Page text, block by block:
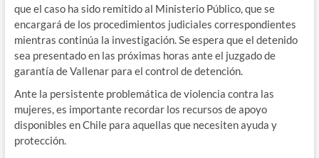
que el caso ha sido remitido al Ministerio Público, que se
encargará de los procedimientos judiciales correspondientes
mientras continúa la investigación. Se espera que el detenido
sea presentado en las próximas horas ante el juzgado de
garantía de Vallenar para el control de detención.
Ante la persistente problemática de violencia contra las
mujeres, es importante recordar los recursos de apoyo
disponibles en Chile para aquellas que necesiten ayuda y
protección.